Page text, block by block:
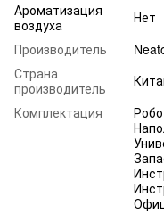
Ароматизация
воздуха
Нет
Производитель
Страна
производитель
Комплектация